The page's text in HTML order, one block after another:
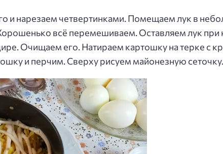
и нарезаем четвертинками. Помещаем лук в
всё перемешиваем. Оставляем лук при
Очищаем его. Натираем картошку на терке с
и перчим. Сверху рисуем майонезную сеточку.